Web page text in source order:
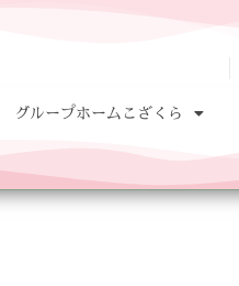
グループホームこざくら